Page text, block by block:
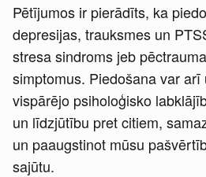
Pētījumos ir pierādīts, ka
depresijas, trauksmes un
stresa sindroms jeb
simptomus. Piedošana var arī
vispārējo psiholoģisko
un līdzjūtību pret citiem,
un paaugstinot mūsu
sajūtu.